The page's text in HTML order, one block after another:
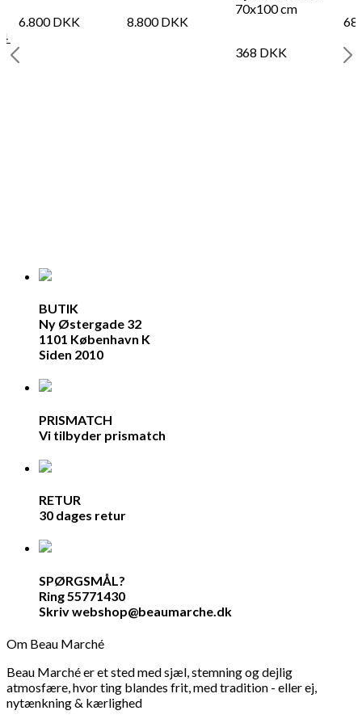
6.800DKK 8.800DKK
70x100 cm
368 DKK
BUTIK
Ny Østergade 32
1101 København K
Siden 2010
PRISMATCH
Vi tilbyder prismatch
RETUR
30 dages retur
SPØRGSMÅL?
Ring 55771430
Skriv webshop@beaumarche.dk
Om Beau Marché
Beau Marché er et sted med sjæl, stemning og dejlig
atmosfære, hvor ting blandes frit, med tradition - eller ej,
nytænkning & kærlighed